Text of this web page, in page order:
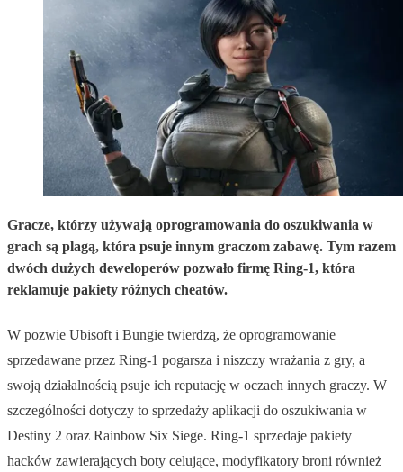
Gracze, którzy używają oprogramowania do oszukiwania w
grach są plagą, która psuje innym graczom zabawę. Tym razem
dwóch dużych deweloperów pozwało firmę Ring-1, która
reklamuje pakiety różnych cheatów.
W pozwie Ubisoft i Bungie twierdzą, że oprogramowanie
sprzedawane przez Ring-1 pogarsza i niszczy wrażania z gry, a
swoją działalnością psuje ich reputację w oczach innych graczy. W
szczególności dotyczy to sprzedaży aplikacji do oszukiwania w
Destiny 2 oraz Rainbow Six Siege. Ring-1 sprzedaje pakiety
hacków zawierających boty celujące, modyfikatory broni również